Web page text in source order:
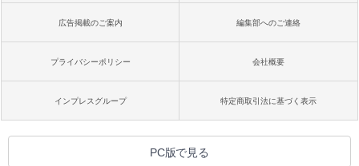
広告掲載のご案内 編集部へのご連絡
プライバシーポリシー 会社概要
インプレスグループ 特定商取引法に基づく表示
PC版で見る